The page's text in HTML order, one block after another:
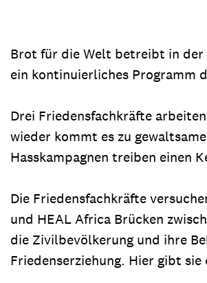
Entdecken Sie unsere zahlreichen
Brot für die Welt betreibt in der
ein kontinuierliches Programm
Drei Friedensfachkräfte
wieder kommt es zu
Hasskampagnen treiben einen
Die Friedensfachkräfte
und HEAL Africa Brücken
die Zivilbevölkerung und ihre
Friedenserziehung. Hier gibt